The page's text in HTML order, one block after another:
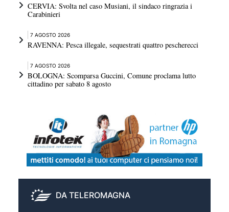
CERVIA: Svolta nel caso Musiani, il sindaco ringrazia i
Carabinieri
7 AGOSTO 2026
RAVENNA: Pesca illegale, sequestrati quattro pescherecci
7 AGOSTO 2026
BOLOGNA: Scomparsa Guccini, Comune proclama lutto
cittadino per sabato 8 agosto
DA TELEROMAGNA